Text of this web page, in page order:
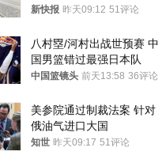
新快报 昨天09:12 51评论
八村塁/河村出战世预赛 中
国男篮错过最强日本队
中国篮镜头 前天13:58 36评论
美参院通过制裁法案 针对
俄油气进口大国
知世 昨天09:17 51评论